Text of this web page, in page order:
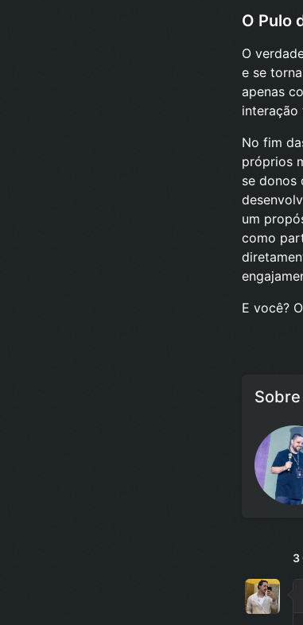
O Pulo
O
e se
apenas
interação
No fim
próprios
se donos
um
como
E você?